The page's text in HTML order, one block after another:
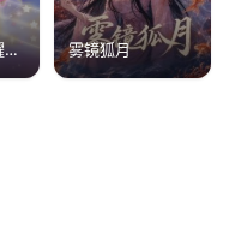
奇妙萌可之闪耀流星 雾镜狐月